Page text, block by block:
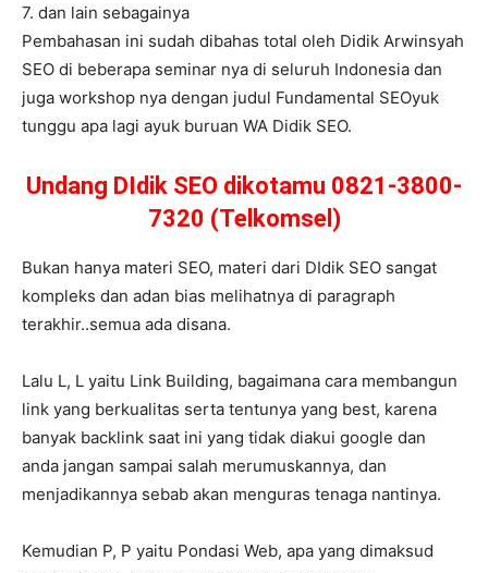
7. dan lain sebagainya
Pembahasan ini sudah dibahas total oleh Didik Arwinsyah
SEO di beberapa seminar nya di seluruh Indonesia dan
juga workshop nya dengan judul Fundamental SEOyuk
tunggu apa lagi ayuk buruan WA Didik SEO.
Undang DIdik SEO dikotamu 0821-3800-
7320 (Telkomsel)
Bukan hanya materi SEO, materi dari DIdik SEO sangat
kompleks dan adan bias melihatnya di paragraph
terakhir..semua ada disana.
Lalu L, L yaitu Link Building, bagaimana cara membangun
link yang berkualitas serta tentunya yang best, karena
banyak backlink saat ini yang tidak diakui google dan
anda jangan sampai salah merumuskannya, dan
menjadikannya sebab akan menguras tenaga nantinya.
Kemudian P, P yaitu Pondasi Web, apa yang dimaksud